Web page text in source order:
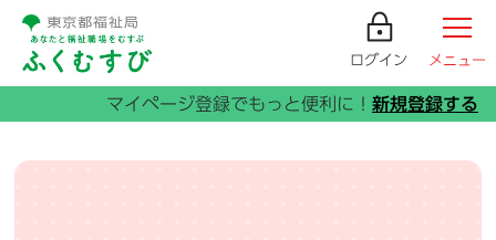
ログイン メニュー